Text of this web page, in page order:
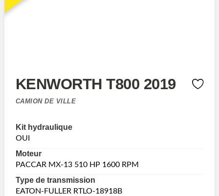
KENWORTH T800 2019
CAMION DE VILLE
Kit hydraulique
OUI
Moteur
PACCAR MX-13 510 HP 1600 RPM
Type de transmission
EATON-FULLER RTLO-18918B